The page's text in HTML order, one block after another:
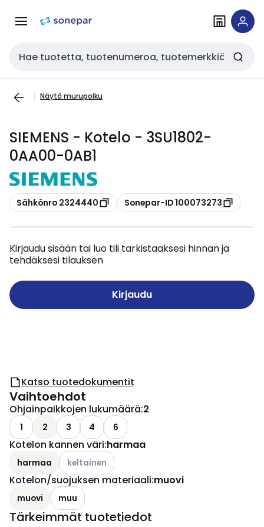
navigointiinsisältöön
Haku
Näytä murupolku
SIEMENS - Kotelo - 3SU1802-
0AA00-0AB1
Kopioi
Sähkönro 2324440 Kopioi
Sonepar-ID 100073273
Kirjaudu sisään tai luo tili tarkistaaksesi hinnan ja
tehdäksesi tilauksen
Kirjaudu
Katso tuotedokumentit
Vaihtoehdot
Ohjainpaikkojen lukumäärä:2
1 2 3 4 6
Kotelon kannen väri:harmaa
harmaa Katso käytettävissä olevat vaihtoehdot
keltainen
Kotelon/suojuksen materiaali:muovi
muovi muu
Tärkeimmät tuotetiedot